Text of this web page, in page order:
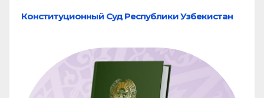
Конституционный Суд Республики Узбекистан